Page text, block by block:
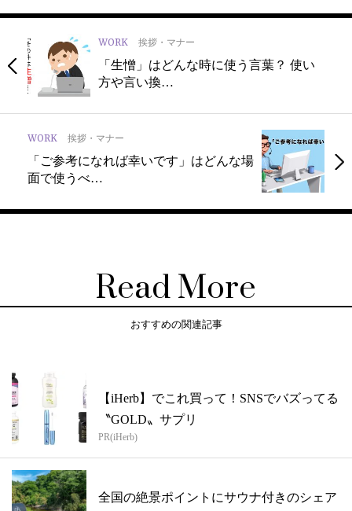
WORK 挨拶・マナー
「生憎」はどんな時に使う言葉？ 使い
方や言い換…
WORK 挨拶・マナー
「ご参考になれば幸いです」はどんな場
面で使うべ…
Read More
おすすめの関連記事
【iHerb】でこれ買って！SNSでバズってる
〝GOLD〟サプリ
PR(iHerb)
全国の絶景ポイントにサウナ付きのシェア